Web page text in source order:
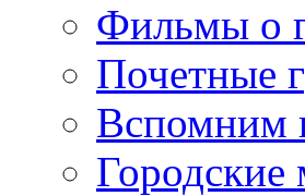
Фильмы о
Почетные
Вспомним
Городские